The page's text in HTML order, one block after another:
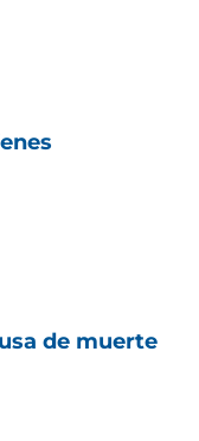
de muerte